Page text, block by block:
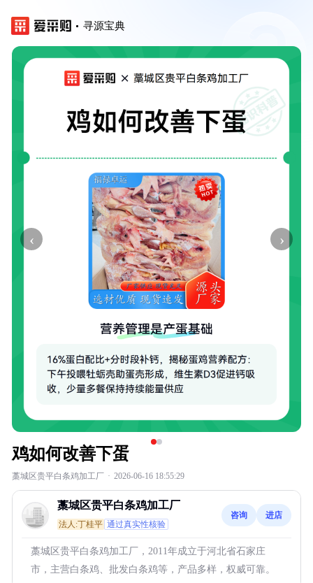
寻源宝典
‹ ›
鸡如何改善下蛋
藁城区贵平白条鸡加工厂 · 2026-06-16 18:55:29
藁城区贵平白条鸡加工厂
法人:丁桂平 通过真实性核验
咨询 进店
藁城区贵平白条鸡加工厂，2011年成立于河北省石家庄
市，主营白条鸡、批发白条鸡等，产品多样，权威可靠。